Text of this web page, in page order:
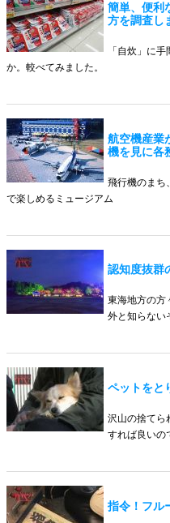
簡単、便利
方を調査し
「自炊」に
か。較べてみました。
航空機産業
機を見に各
飛行機のまち
で楽しめるミュージアム
認知度抜群
東海地方の方
外と知らない
ペットをと
沢山の捨てら
すれば良いの
指令！フル